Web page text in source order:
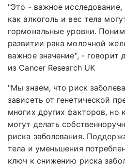
"Это - важное исследование,
как алкоголь и вес тела
гормональные уровни.
развитии рака молочной
важное значение", -
из Cancer Research UK
"Мы знаем, что риск
зависеть от генетической
многих других факторов, но
могут делать
риска заболевания.
тела и уменьшения
ключ к снижению риска